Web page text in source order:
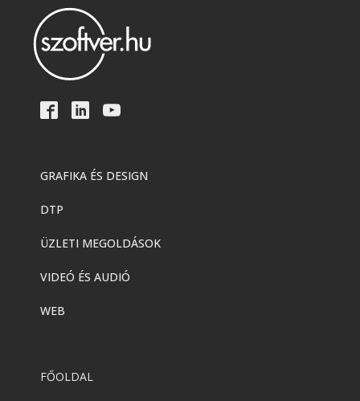
GRAFIKA ÉS DESIGN
DTP
ÜZLETI MEGOLDÁSOK
VIDEÓ ÉS AUDIÓ
WEB
FŐOLDAL